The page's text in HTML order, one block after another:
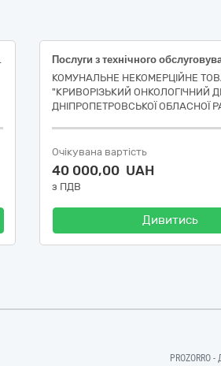
для анестезії Leon
КОМУНАЛЬНЕ НЕКОМЕРЦІЙНЕ
"КРИВОРІЗЬКИЙ ОНКОЛОГІЧНИЙ
ДНІПРОПЕТРОВСЬКОЇ ОБЛАСНОЇ
Очікувана вартість
40 000,00 UAH
з ПДВ
Дивитись
PROZORRO